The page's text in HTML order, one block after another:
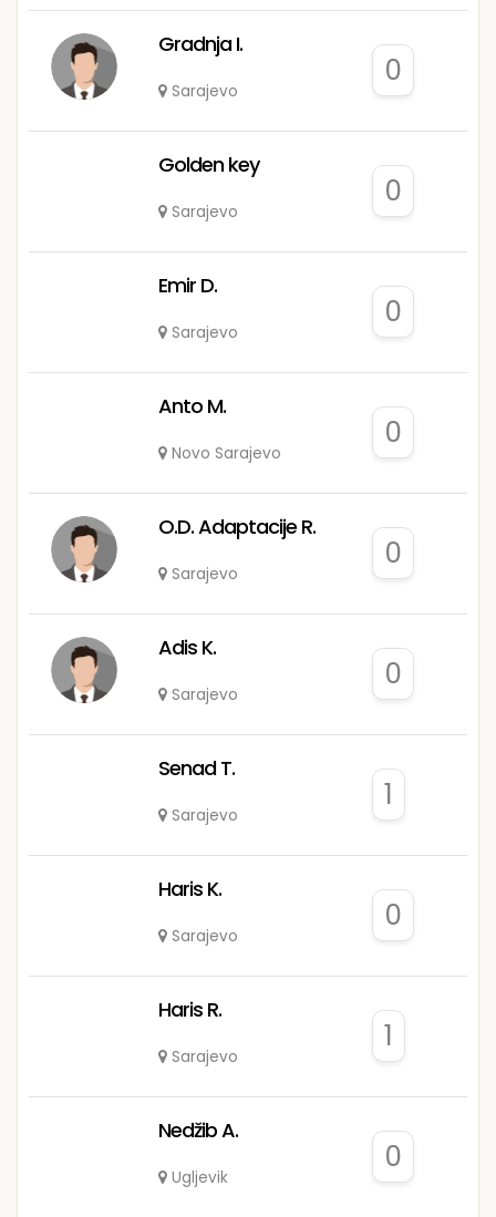
Gradnja I.
Sarajevo
0
Golden key
Sarajevo
0
Emir D.
Sarajevo
0
Anto M.
Novo Sarajevo
0
O.D. Adaptacije R.
Sarajevo
0
Adis K.
Sarajevo
0
Senad T.
Sarajevo
1
Haris K.
Sarajevo
0
Haris R.
Sarajevo
1
Nedžib A.
Ugljevik
0